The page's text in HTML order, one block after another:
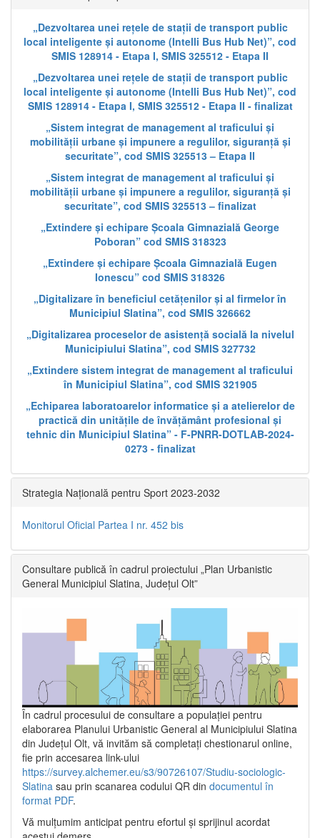
„Dezvoltarea unei rețele de stații de transport public
local inteligente și autonome (Intelli Bus Hub Net)”, cod
SMIS 128914 - Etapa I, SMIS 325512 - Etapa II
„Dezvoltarea unei rețele de stații de transport public
local inteligente și autonome (Intelli Bus Hub Net)”, cod
SMIS 128914 - Etapa I, SMIS 325512 - Etapa II - finalizat
„Sistem integrat de management al traficului și
mobilității urbane și impunere a regulilor, siguranță și
securitate”, cod SMIS 325513 – Etapa II
„Sistem integrat de management al traficului și
mobilității urbane și impunere a regulilor, siguranță și
securitate”, cod SMIS 325513 – finalizat
„Extindere și echipare Școala Gimnazială George
Poboran” cod SMIS 318323
„Extindere și echipare Școala Gimnazială Eugen
Ionescu” cod SMIS 318326
„Digitalizare în beneficiul cetățenilor și al firmelor în
Municipiul Slatina”, cod SMIS 326662
„Digitalizarea proceselor de asistență socială la nivelul
Municipiului Slatina”, cod SMIS 327732
„Extindere sistem integrat de management al traficului
în Municipiul Slatina”, cod SMIS 321905
„Echiparea laboratoarelor informatice și a atelierelor de
practică din unitățile de învățământ profesional și
tehnic din Municipiul Slatina” - F-PNRR-DOTLAB-2024-
0273 - finalizat
Strategia Națională pentru Sport 2023-2032
Monitorul Oficial Partea I nr. 452 bis
Consultare publică în cadrul proiectului „Plan Urbanistic
General Municipiul Slatina, Județul Olt”
În cadrul procesului de consultare a populaţiei pentru
elaborarea Planului Urbanistic General al Municipiului Slatina
din Județul Olt, vă invităm să completați chestionarul online,
fie prin accesarea link-ului
https://survey.alchemer.eu/s3/90726107/Studiu-sociologic-
Slatina sau prin scanarea codului QR din documentul în
format PDF.
Vă mulţumim anticipat pentru efortul şi sprijinul acordat